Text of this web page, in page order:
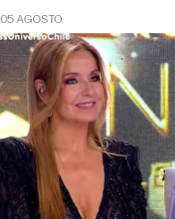
05 AGOSTO